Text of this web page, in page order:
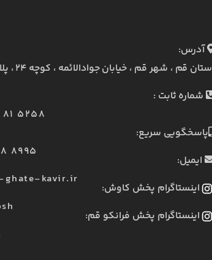
آدرس:
قم ، شهر قم ، خیابان جوادالائمه ، کوچه ۲۴ ، پلاک ۳
شماره ثابت :
5258
پاسخگویی سریع:
8995
ایمیل:
ghate-kavir.ir
اینستاگرام پخش کاوش:
اینستاگرام پخش فرانکو قم: